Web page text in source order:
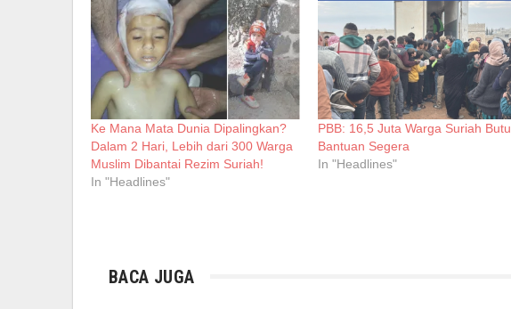
Ke Mana Mata Dunia Dipalingkan?
Dalam 2 Hari, Lebih dari 300 Warga
Muslim Dibantai Rezim Suriah!
In "Headlines"
PBB: 16,5 Juta Warga Suriah
Bantuan Segera
In "Headlines"
BACA JUGA